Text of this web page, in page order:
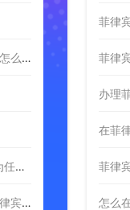
菲律宾旅游签可以续签多久 菲律宾旅游签逾期怎么办
什么是菲律宾9a签证 菲律宾9a签证是可以转为任何签证吗
旅行证是在什么情况下办理的 旅行证清关在菲律宾哪里
菲律
菲律
在菲
菲律
怎么